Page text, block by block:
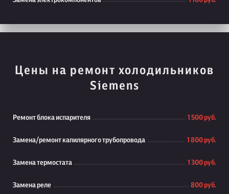
Цены на ремонт холодильников
Siemens
Ремонт блока испарителя 1 500 руб.
Замена/ремонт капилярного трубопровода 1 800 руб.
Замена термостата 1 300 руб.
Замена реле 800 руб.